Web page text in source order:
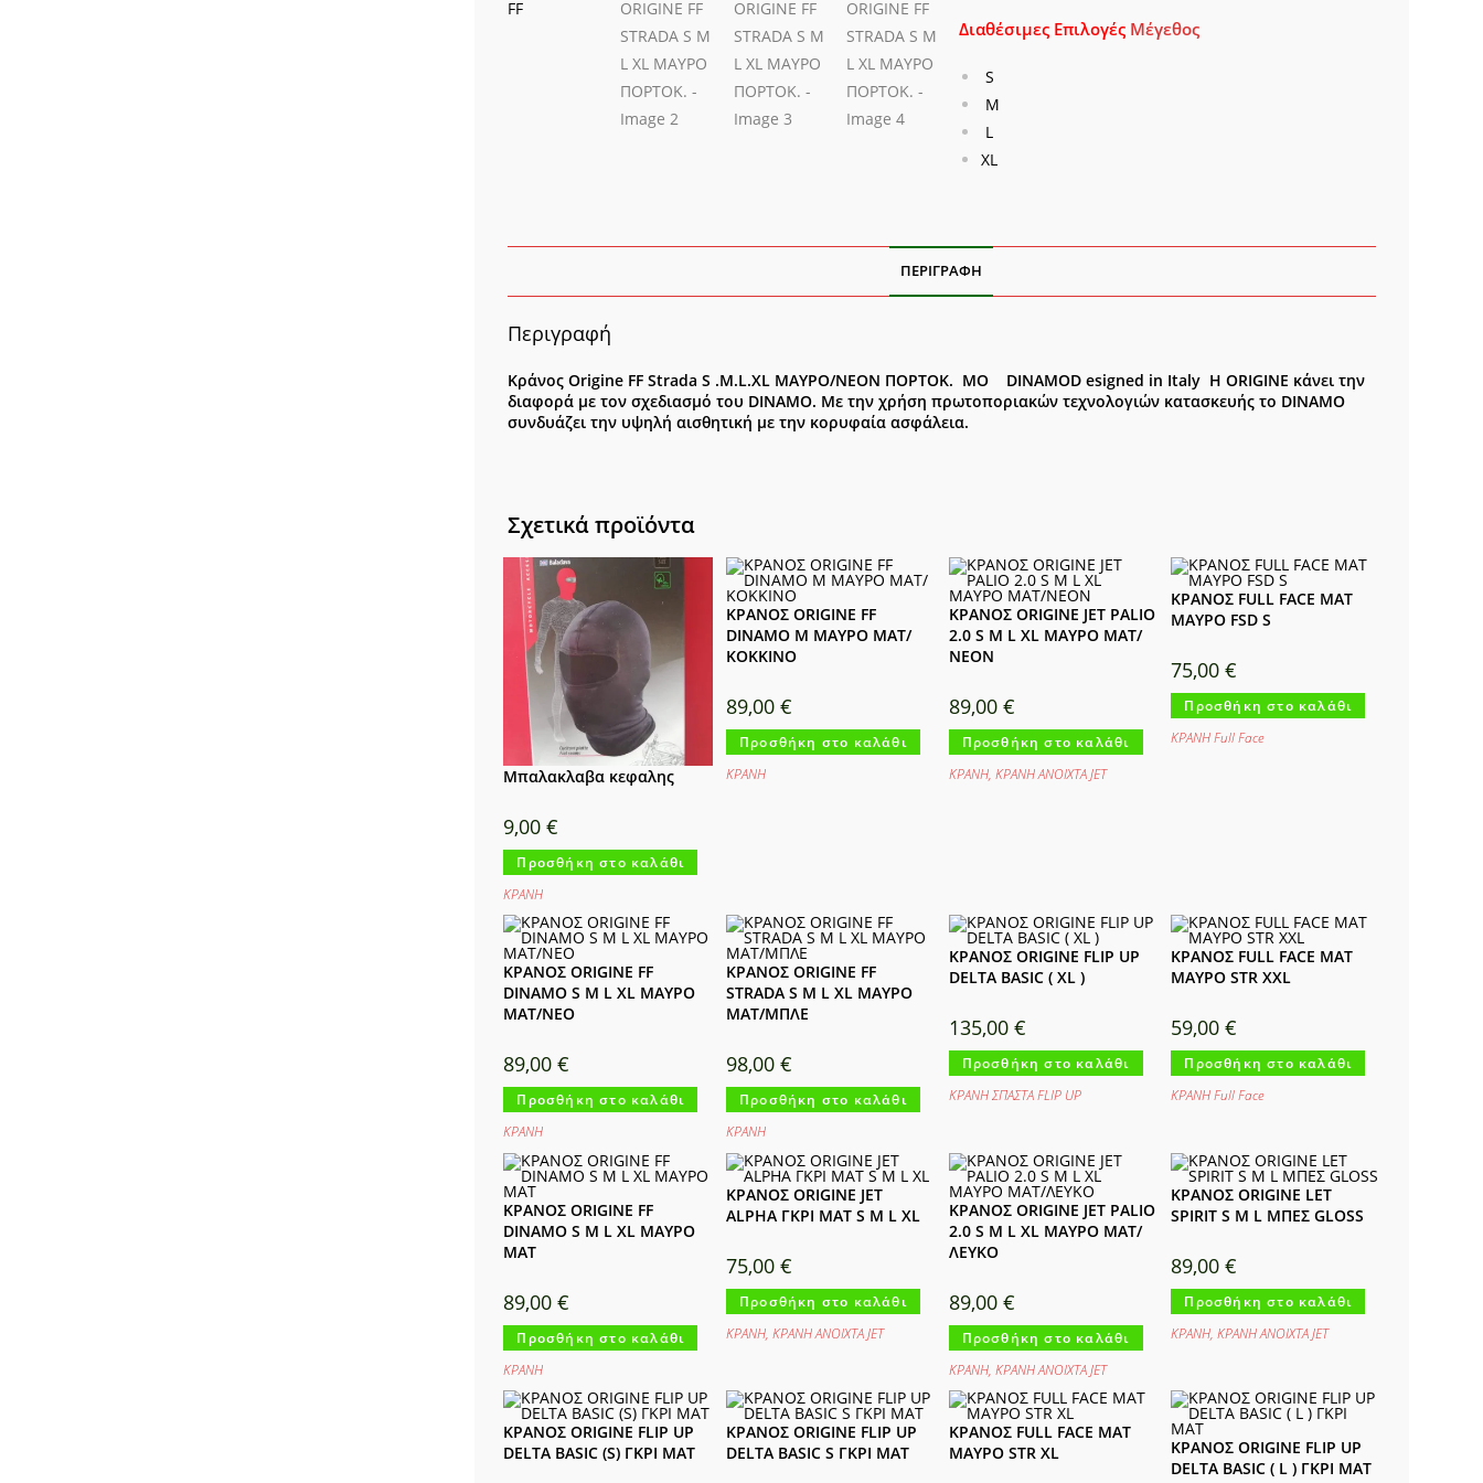
ΜΑΥΡΟ
Διαθέσιμες Επιλογές Μέγεθος
S
M
L
XL
ΠΕΡΙΓΡΑΦΉ
Περιγραφή
Κράνος Origine FF Strada S .M.L.XL ΜΑΥΡΟ/NEON ΠΟΡΤΟΚ. MO DINAMOD esigned in Italy Η ORIGINE κάνει την
διαφορά με τον σχεδιασμό του DINAMO. Με την χρήση πρωτοποριακών τεχνολογιών κατασκευής το DINAMO
συνδυάζει την υψηλή αισθητική με την κορυφαία ασφάλεια.
Σχετικά προϊόντα
Μπαλακλαβα κεφαλης
9,00€
Προσθήκη στο καλάθι
ΚΡΑΝΗ
ΚΡΑΝΟΣ ORIGINE FF
DINAMO M ΜΑΥΡΟ ΜΑΤ/
ΚΟΚΚΙΝΟ
89,00€
Προσθήκη στο καλάθι
ΚΡΑΝΗ
ΚΡΑΝΟΣ ORIGINE JET PALIO
2.0 S M L XL ΜΑΥΡΟ ΜΑΤ/
ΝΕΟΝ
89,00 €
Προσθήκη στο καλάθι
ΚΡΑΝΗ, ΚΡΑΝΗ ΑΝΟΙΧΤΑ JET
ΚΡΑΝΟΣ FULL FACE ΜΑΤ
ΜΑΥΡΟ FSD S
75,00€
Προσθήκη στο καλάθι
ΚΡΑΝΗ Full Face
ΚΡΑΝΟΣ ORIGINE FF
DINAMO S M L XL ΜΑΥΡΟ
ΜΑΤ/NEO
89,00€
Προσθήκη στο καλάθι
ΚΡΑΝΗ
ΚΡΑΝΟΣ ORIGINE FF
STRADA S M L XL ΜΑΥΡΟ
ΜΑΤ/ΜΠΛΕ
98,00€
Προσθήκη στο καλάθι
ΚΡΑΝΗ
ΚΡΑΝΟΣ ORIGINE FLIP UP
DELTA BASIC ( XL )
135,00 €
Προσθήκη στο καλάθι
ΚΡΑΝΗ ΣΠΑΣΤΑ FLIP UP
ΚΡΑΝΟΣ FULL FACE ΜΑΤ
ΜΑΥΡΟ STR XXL
59,00€
Προσθήκη στο καλάθι
ΚΡΑΝΗ Full Face
ΚΡΑΝΟΣ ORIGINE FF
DINAMO S M L XL ΜΑΥΡΟ
ΜΑΤ
89,00€
Προσθήκη στο καλάθι
ΚΡΑΝΗ
ΚΡΑΝΟΣ ORIGINE JET
ALPHA ΓΚΡΙ ΜΑΤ S M L XL
75,00€
Προσθήκη στο καλάθι
ΚΡΑΝΗ,ΚΡΑΝΗ ΑΝΟΙΧΤΑ JET
ΚΡΑΝΟΣ ORIGINE JET PALIO
2.0 S M L XL ΜΑΥΡΟ ΜΑΤ/
ΛΕΥΚΟ
89,00 €
Προσθήκη στο καλάθι
ΚΡΑΝΗ, ΚΡΑΝΗ ΑΝΟΙΧΤΑ JET
ΚΡΑΝΟΣ ORIGINE LET
SPIRIT S M L ΜΠΕΣ GLOSS
89,00€
Προσθήκη στο καλάθι
ΚΡΑΝΗ,ΚΡΑΝΗ ΑΝΟΙΧΤΑ JET
ΚΡΑΝΟΣ ORIGINE FLIP UP
DELTA BASIC (S) ΓΚΡΙ ΜΑΤ
ΚΡΑΝΟΣ ORIGINE FLIP UP
DELTA BASIC S ΓΚΡΙ ΜΑΤ
ΚΡΑΝΟΣ FULL FACE ΜΑΤ
ΜΑΥΡΟ STR XL
ΚΡΑΝΟΣ ORIGINE FLIP UP
DELTA BASIC ( L ) ΓΚΡΙ ΜΑΤ